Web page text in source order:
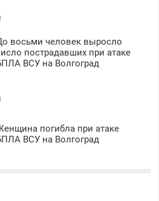
восьми человек выросло
пострадавших при атаке
ВСУ на Волгоград
погибла при атаке
ВСУ на Волгоград